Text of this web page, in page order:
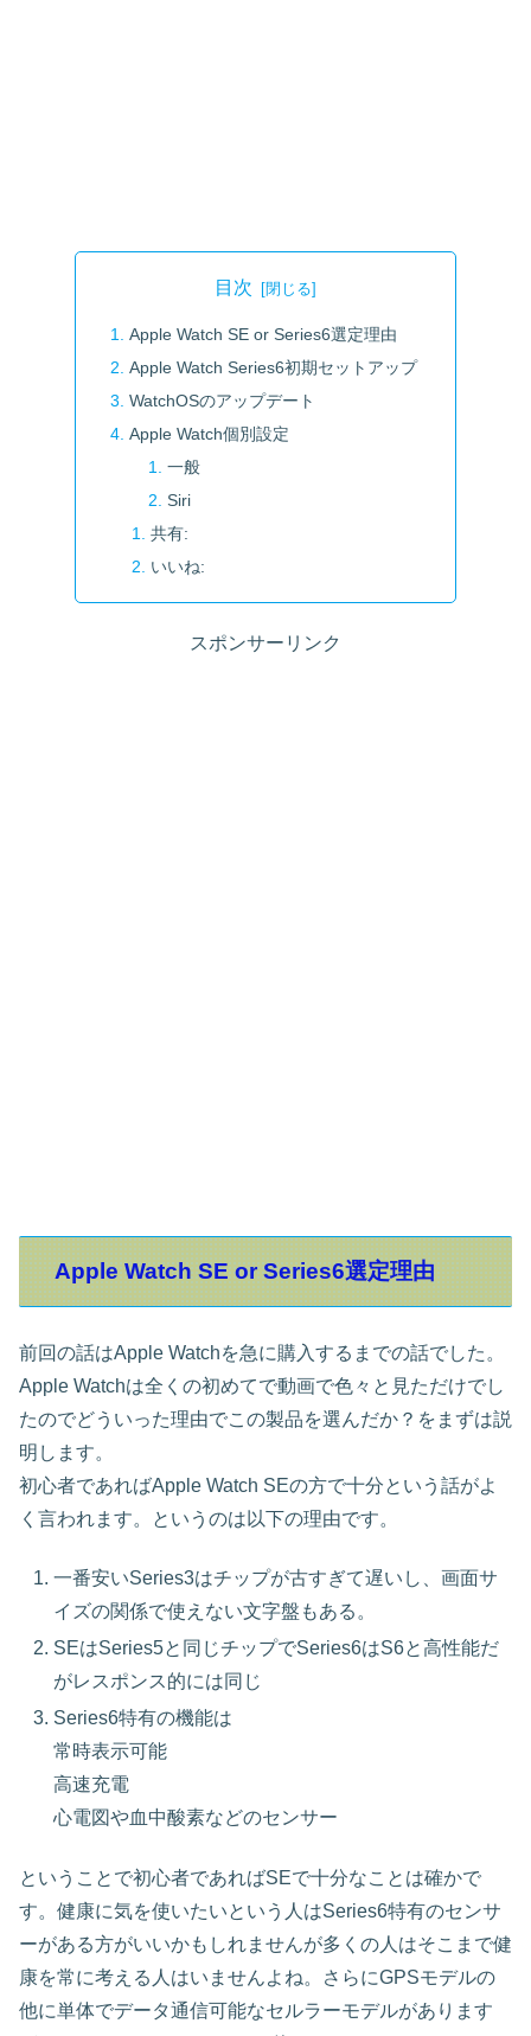
目次
Apple Watch SE or Series6選定理由
Apple Watch Series6初期セットアップ
WatchOSのアップデート
Apple Watch個別設定
一般
Siri
共有:
いいね:
スポンサーリンク
Apple Watch SE or Series6選定理由
前回の話はApple Watchを急に購入するまでの話でした。
Apple Watchは全くの初めてで動画で色々と見ただけでし
たのでどういった理由でこの製品を選んだか？をまずは説
明します。
初心者であればApple Watch SEの方で十分という話がよ
く言われます。というのは以下の理由です。
一番安いSeries3はチップが古すぎて遅いし、画面サ
イズの関係で使えない文字盤もある。
SEはSeries5と同じチップでSeries6はS6と高性能だ
がレスポンス的には同じ
Series6特有の機能は
常時表示可能
高速充電
心電図や血中酸素などのセンサー
ということで初心者であればSEで十分なことは確かで
す。健康に気を使いたいという人はSeries6特有のセンサ
ーがある方がいいかもしれませんが多くの人はそこまで健
康を常に考える人はいませんよね。さらにGPSモデルの
他に単体でデータ通信可能なセルラーモデルがあります